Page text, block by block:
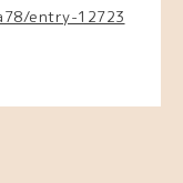
entry-12723